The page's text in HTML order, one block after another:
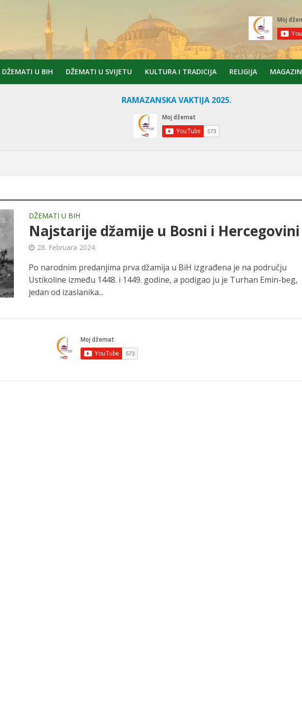
DŽEMATI U BIH DŽEMATI U SVIJETU KULTURA I TRADICIJA RELIGIJA MAGAZIN
RAMAZANSKA VAKTIJA 2025.
DŽEMATI U BIH
Najstarije džamije u Bosni i Hercegovini
28. Februara 2024.
Po narodnim predanjima prva džamija u BiH izgrađena je na području
Ustikoline između 1448. i 1449. godine, a podigao ju je Turhan Emin-beg,
jedan od izaslanika...